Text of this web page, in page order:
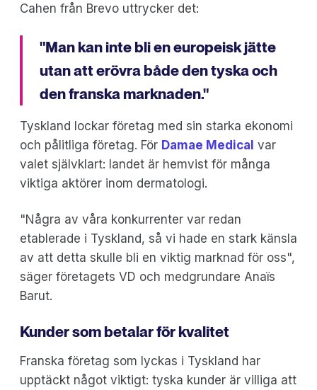
Cahen från Brevo uttrycker det:
"Man kan inte bli en europeisk jätte
utan att erövra både den tyska och
den franska marknaden."
Tyskland lockar företag med sin starka ekonomi
och pålitliga företag. För Damae Medical var
valet självklart: landet är hemvist för många
viktiga aktörer inom dermatologi.
"Några av våra konkurrenter var redan
etablerade i Tyskland, så vi hade en stark känsla
av att detta skulle bli en viktig marknad för oss",
säger företagets VD och medgrundare Anaïs
Barut.
Kunder som betalar för kvalitet
Franska företag som lyckas i Tyskland har
upptäckt något viktigt: tyska kunder är villiga att